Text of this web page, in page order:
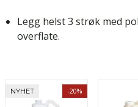
Legg helst 3 strøk med
overflate.
NYHET -20%